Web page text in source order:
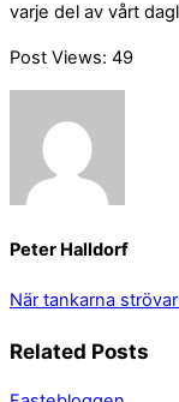
varje del av vårt
Post Views: 49
Peter Halldorf
När tankarna strövar
Related Posts